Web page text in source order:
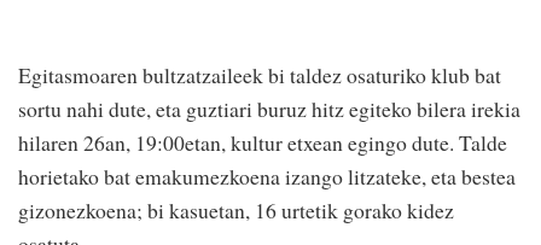
Egitasmoaren bultzatzaileek bi taldez osaturiko klub bat
sortu nahi dute, eta guztiari buruz hitz egiteko bilera irekia
hilaren 26an, 19:00etan, kultur etxean egingo dute. Talde
horietako bat emakumezkoena izango litzateke, eta bestea
gizonezkoena; bi kasuetan, 16 urtetik gorako kidez